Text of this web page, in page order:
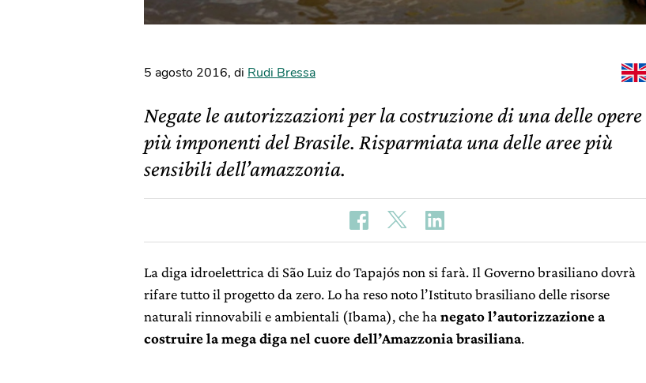
5 agosto 2016, di Rudi Bressa
Negate le autorizzazioni per la costruzione di una delle opere
più imponenti del Brasile. Risparmiata una delle aree più
sensibili dell’amazzonia.
La diga idroelettrica di São Luiz do Tapajós non si farà. Il Governo brasiliano dovrà
rifare tutto il progetto da zero. Lo ha reso noto l’Istituto brasiliano delle risorse
naturali rinnovabili e ambientali (Ibama), che ha negato l’autorizzazione a
costruire la mega diga nel cuore dell’Amazzonia brasiliana.